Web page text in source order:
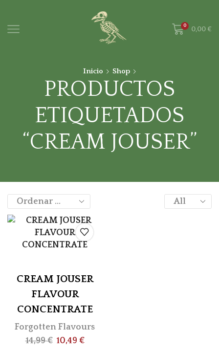
0 0,00 €
Inicio Shop
PRODUCTOS
ETIQUETADOS
“CREAM JOUSER”
CREAM JOUSER
FLAVOUR
CONCENTRATE
Forgotten Flavours
14,99€ 10,49 €